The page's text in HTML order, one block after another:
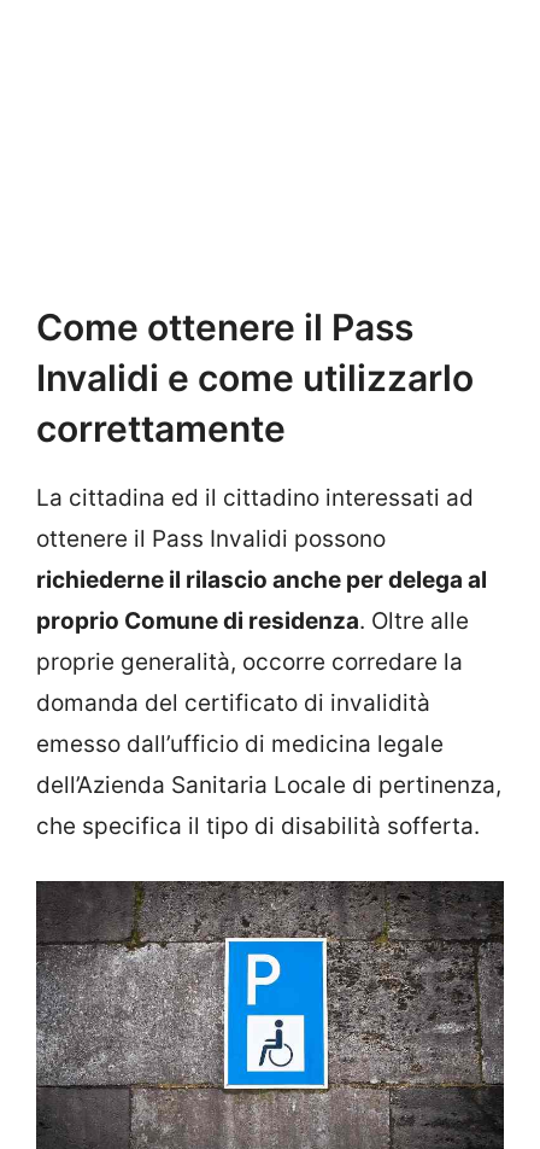
Come ottenere il Pass
Invalidi e come utilizzarlo
correttamente
La cittadina ed il cittadino interessati ad
ottenere il Pass Invalidi possono
richiederne il rilascio anche per delega al
proprio Comune di residenza. Oltre alle
proprie generalità, occorre corredare la
domanda del certificato di invalidità
emesso dall’ufficio di medicina legale
dell’Azienda Sanitaria Locale di pertinenza,
che specifica il tipo di disabilità sofferta.